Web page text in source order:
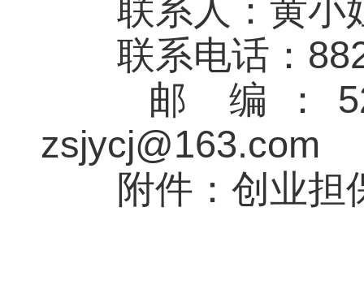
联系人：黄小
联系电话：
邮 编：
zsjycj@163.com
附件：创业担